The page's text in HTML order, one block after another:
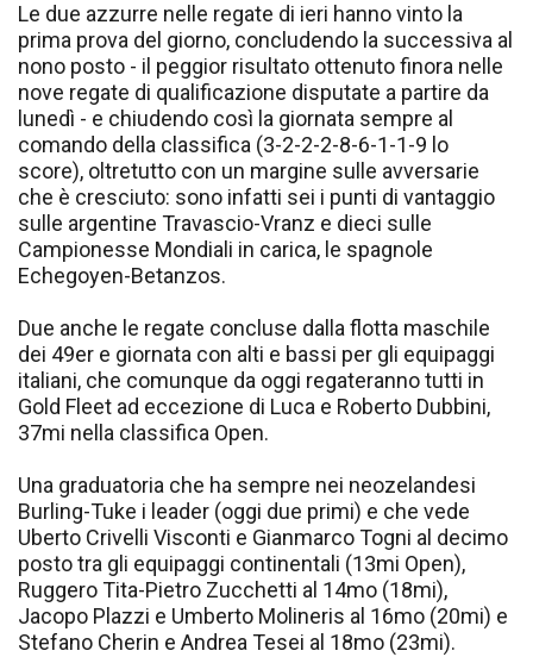
Le due azzurre nelle regate di ieri hanno vinto la
prima prova del giorno, concludendo la successiva al
nono posto - il peggior risultato ottenuto finora nelle
nove regate di qualificazione disputate a partire da
lunedì - e chiudendo così la giornata sempre al
comando della classifica (3-2-2-2-8-6-1-1-9 lo
score), oltretutto con un margine sulle avversarie
che è cresciuto: sono infatti sei i punti di vantaggio
sulle argentine Travascio-Vranz e dieci sulle
Campionesse Mondiali in carica, le spagnole
Echegoyen-Betanzos.
Due anche le regate concluse dalla flotta maschile
dei 49er e giornata con alti e bassi per gli equipaggi
italiani, che comunque da oggi regateranno tutti in
Gold Fleet ad eccezione di Luca e Roberto Dubbini,
37mi nella classifica Open.
Una graduatoria che ha sempre nei neozelandesi
Burling-Tuke i leader (oggi due primi) e che vede
Uberto Crivelli Visconti e Gianmarco Togni al decimo
posto tra gli equipaggi continentali (13mi Open),
Ruggero Tita-Pietro Zucchetti al 14mo (18mi),
Jacopo Plazzi e Umberto Molineris al 16mo (20mi) e
Stefano Cherin e Andrea Tesei al 18mo (23mi).